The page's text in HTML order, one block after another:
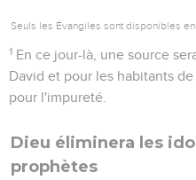
Seuls les Évangiles sont disponibles
1 En ce jour-là, une source
David et pour les habitants
pour l'impureté.
Dieu éliminera les
prophètes